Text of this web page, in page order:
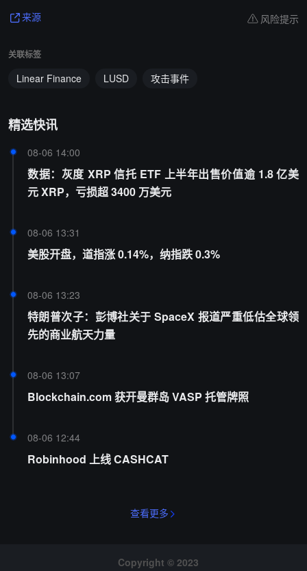
来源 风险提示
关联标签
Linear Finance LUSD 攻击事件
精选快讯
08-06 14:00
数据：灰度 XRP 信托 ETF 上半年出售价值逾 1.8 亿美
元 XRP，亏损超 3400 万美元
08-06 13:31
美股开盘，道指涨 0.14%，纳指跌 0.3%
08-06 13:23
特朗普次子：彭博社关于 SpaceX 报道严重低估全球领
先的商业航天力量
08-06 13:07
Blockchain.com 获开曼群岛 VASP 托管牌照
08-06 12:44
Robinhood 上线 CASHCAT
查看更多
Copyright © 2023